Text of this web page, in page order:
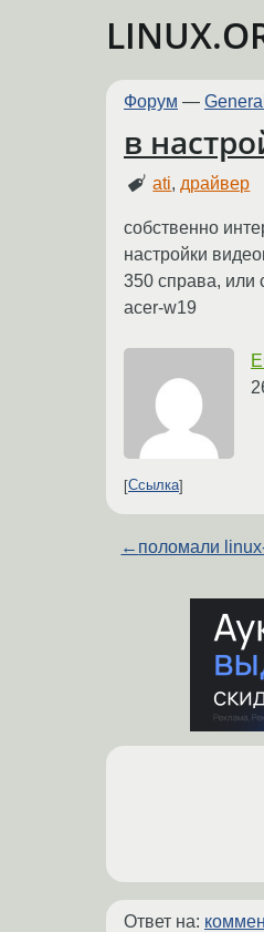
Форум — General
в
ati, драйвер
собственно
настройки
350 справа, или
acer-w19
Ссылка
← поломали
Ответ на: